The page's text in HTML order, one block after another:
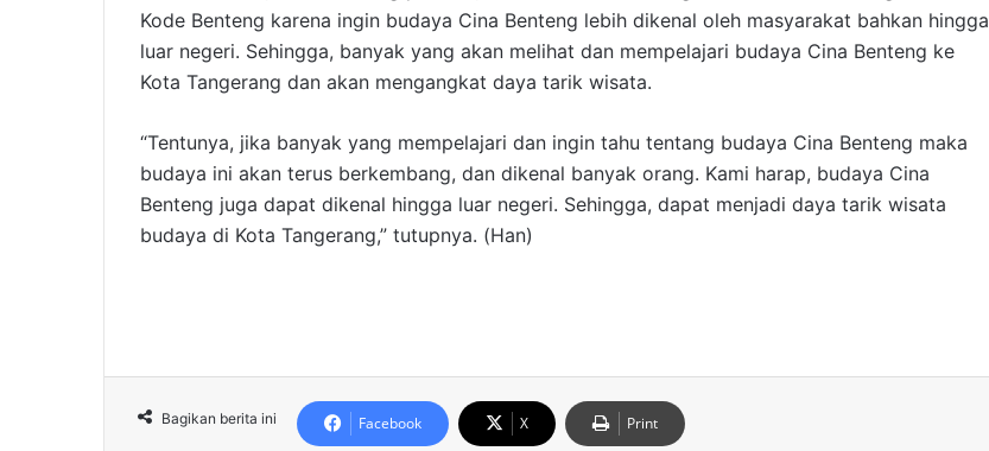
Kode Benteng karena ingin budaya Cina Benteng lebih dikenal oleh masyarakat bahkan hingga
luar negeri. Sehingga, banyak yang akan melihat dan mempelajari budaya Cina Benteng ke
Kota Tangerang dan akan mengangkat daya tarik wisata.
“Tentunya, jika banyak yang mempelajari dan ingin tahu tentang budaya Cina Benteng maka
budaya ini akan terus berkembang, dan dikenal banyak orang. Kami harap, budaya Cina
Benteng juga dapat dikenal hingga luar negeri. Sehingga, dapat menjadi daya tarik wisata
budaya di Kota Tangerang,” tutupnya. (Han)
Bagikan berita ini Facebook X Print